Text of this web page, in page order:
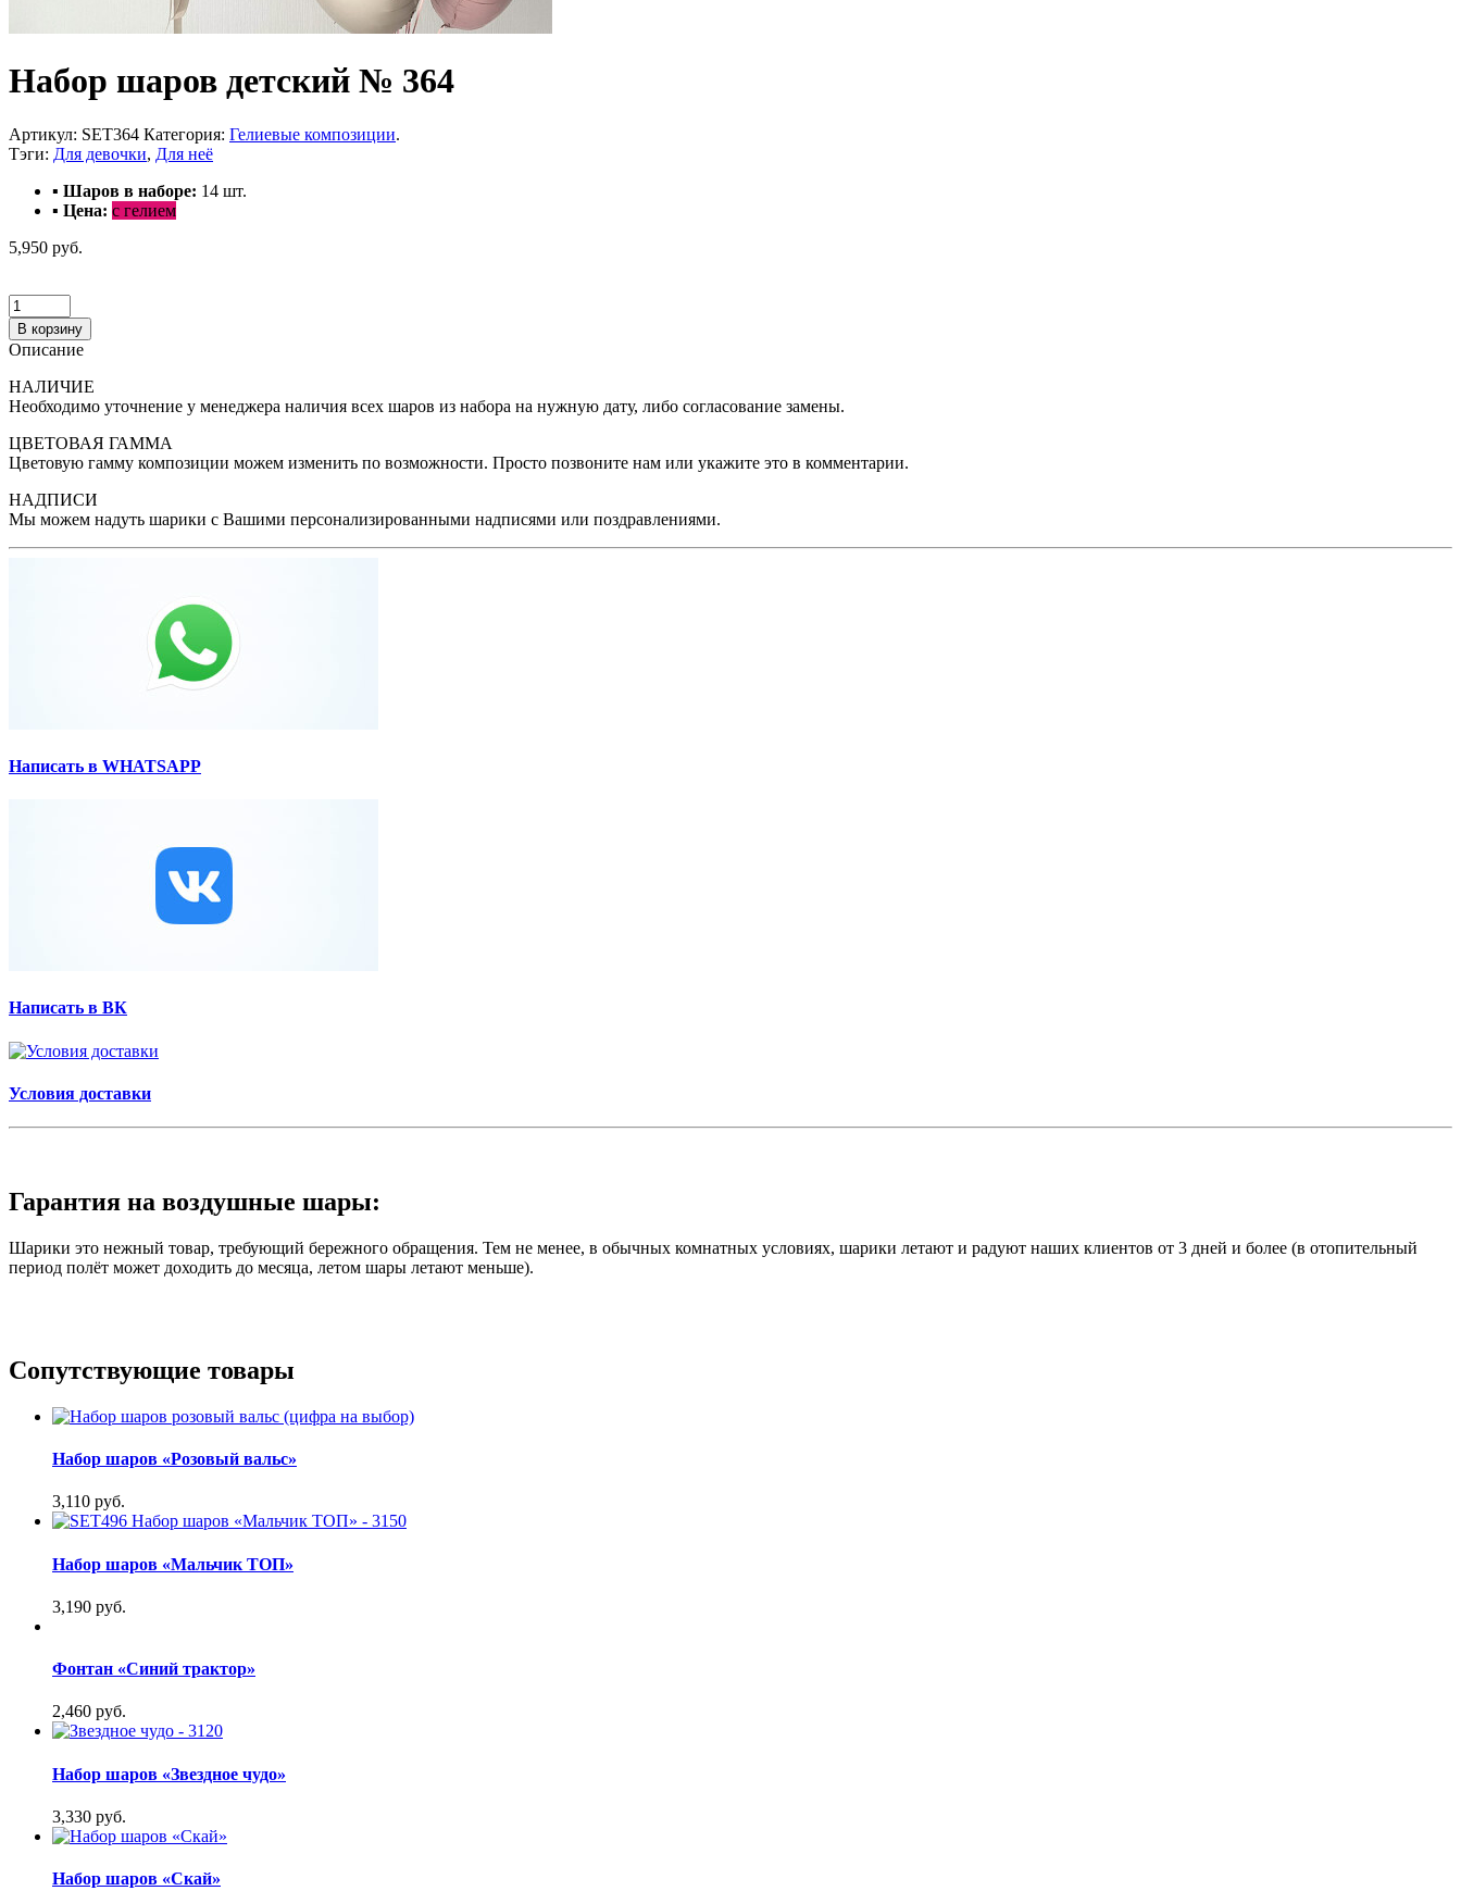
Набор шаров детский № 364
Артикул: SET364 Категория: Гелиевые композиции.
Тэги: Для девочки, Для неё
▪ Шаров в наборе: 14 шт.
▪ Цена: с гелием
5,950 руб.
В корзину
Описание
НАЛИЧИЕ
Необходимо уточнение у менеджера наличия всех шаров из набора на нужную дату, либо согласование замены.
ЦВЕТОВАЯ ГАММА
Цветовую гамму композиции можем изменить по возможности. Просто позвоните нам или укажите это в комментарии.
НАДПИСИ
Мы можем надуть шарики с Вашими персонализированными надписями или поздравлениями.
Написать в WHATSAPP
Написать в ВК
Условия доставки
Гарантия на воздушные шары:
Шарики это нежный товар, требующий бережного обращения. Тем не менее, в обычных комнатных условиях, шарики летают и радуют наших клиентов от 3 дней и более (в отопительный
период полёт может доходить до месяца, летом шары летают меньше).
Сопутствующие товары
Набор шаров «Розовый вальс»
3,110 руб.
Набор шаров «Мальчик ТОП»
3,190 руб.
Фонтан «Синий трактор»
2,460 руб.
Набор шаров «Звездное чудо»
3,330 руб.
Набор шаров «Скай»